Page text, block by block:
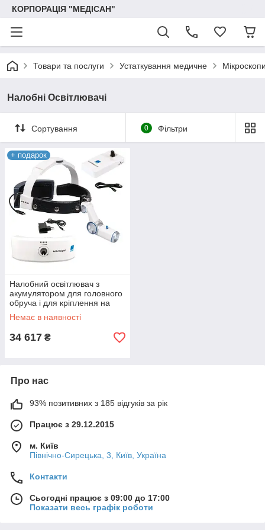
КОРПОРАЦІЯ "МЕДІСАН"
Товари та послуги Устаткування медичне
Налобні Освітлювачі
Сортування 0 Фільтри
+ подарок
Налобний освітлювач з
акумулятором для головного
обруча і для кріплення на
ремінь HiLight LED H-800
KaWe
Немає в наявності
34 617 ₴
Про нас
93% позитивних з 185 відгуків за рік
Працює з 29.12.2015
м. Київ
Північно-Сирецька, 3, Київ, Україна
Контакти
Сьогодні працює з 09:00 до 17:00
Показати весь графік роботи